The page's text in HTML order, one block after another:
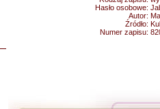
Hasło osobowe:
Autor:
Źródło:
Numer zapisu: